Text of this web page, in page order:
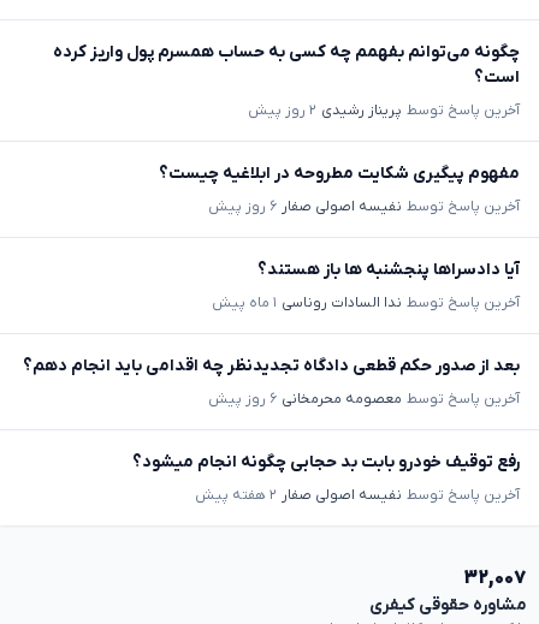
چگونه می‌توانم بفهمم چه کسی به حساب همسرم پول واریز کرده
است؟
آخرین پاسخ توسط پریناز رشیدی ۲ روز پیش
مفهوم پیگیری شکایت مطروحه در ابلاغیه چیست؟
آخرین پاسخ توسط نفیسه اصولی صفار ۶ روز پیش
آیا دادسراها پنجشنبه ها باز هستند؟
آخرین پاسخ توسط ندا السادات روناسی ۱ ماه پیش
بعد از صدور حکم قطعی دادگاه تجدیدنظر چه اقدامی باید انجام دهم؟
آخرین پاسخ توسط معصومه محرمخانی ۶ روز پیش
رفع توقیف خودرو بابت بد حجابی چگونه انجام میشود؟
آخرین پاسخ توسط نفیسه اصولی صفار ۲ هفته پیش
۳۲,۰۰۷
مشاوره حقوقی کیفری